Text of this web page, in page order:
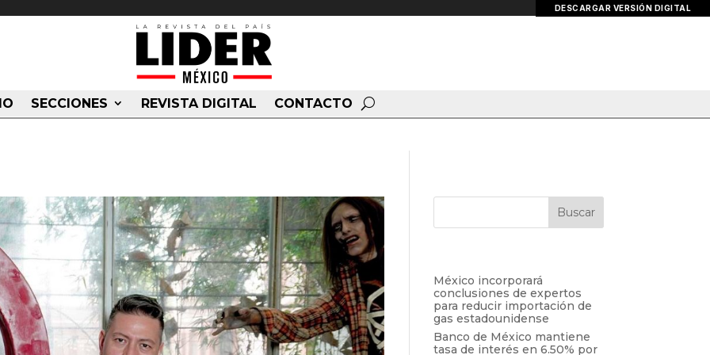
SECCIONES REVISTA DIGITAL CONTACTO
DESCARGAR VERSIÓN DIGITAL
México incorporará
conclusiones de expertos
para reducir importación de
gas estadounidense
Banco de México mantiene
tasa de interés en 6.50% por